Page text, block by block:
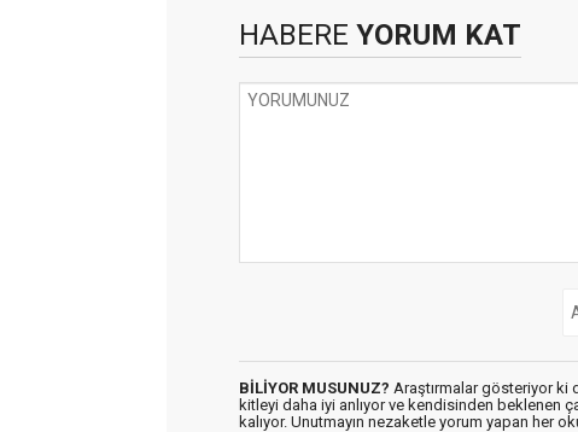
HABERE YORUM KAT
BİLİYOR MUSUNUZ? Araştırmalar gösteriyor ki
kitleyi daha iyi anlıyor ve kendisinden beklenen
kalıyor. Unutmayın nezaketle yorum yapan her